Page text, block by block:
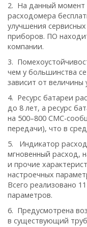
2. На данный момент
расходомера
улучшения
приборов. ПО
компании.
3.
чем у большинства
зависит от величины
4. Ресурс батареи
до 8 лет, а ресурс
на 500–800 СМС-
передачи), что в
5. Индикатор
мгновенный расход,
и прочие
настроечных
Всего реализовано
параметров.
6. Предусмотрена
в существующий